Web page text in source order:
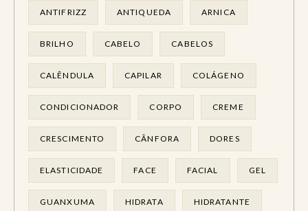
ANTIFRIZZ ANTIQUEDA ARNICA
BRILHO CABELO CABELOS
CALÊNDULA CAPILAR COLÁGENO
CONDICIONADOR CORPO CREME
CRESCIMENTO CÂNFORA DORES
ELASTICIDADE FACE FACIAL GEL
GUANXUMA HIDRATA HIDRATANTE